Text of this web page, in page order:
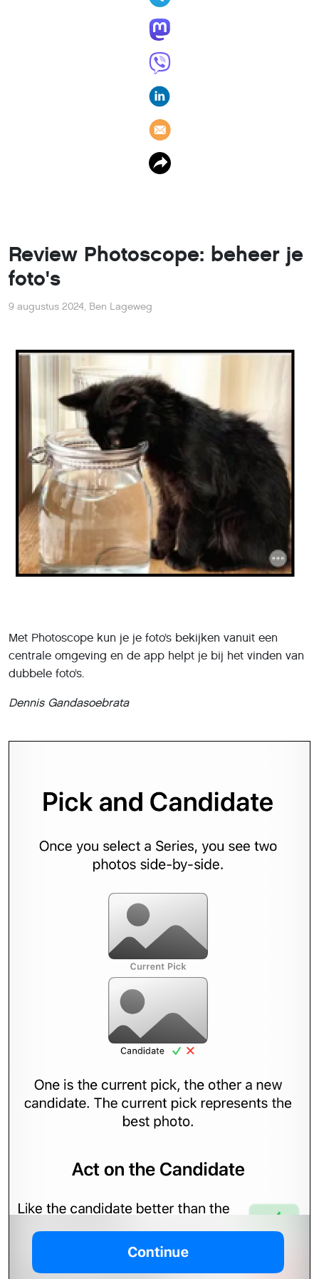
Review Photoscope: beheer je
foto's
9 augustus 2024, Ben Lageweg
Met Photoscope kun je je foto’s bekijken vanuit een
centrale omgeving en de app helpt je bij het vinden van
dubbele foto’s.
Dennis Gandasoebrata